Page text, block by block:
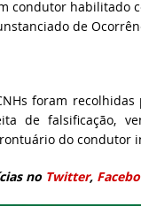
condutor habilitado
de
foram
de falsificação,
do condutor
no Twitter,